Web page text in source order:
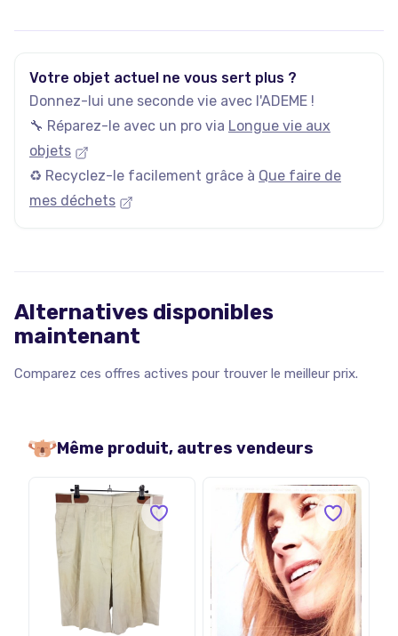
nouveaux articles ajoutés chaque jour.
Votre objet actuel ne vous sert plus ?
Donnez-lui une seconde vie avec l'ADEME !
🔧 Réparez-le avec un pro via Longue vie aux
objets
♻️ Recyclez-le facilement grâce à Que faire de
mes déchets
Alternatives disponibles
maintenant
Comparez ces offres actives pour trouver le meilleur prix.
Même produit, autres vendeurs